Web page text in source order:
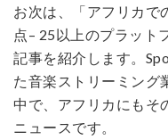
お次は、「アフリカで
点– 25以上のプラット
記事を紹介します。
た音楽ストリーミング
中で、アフリカにもそ
ニュースです。